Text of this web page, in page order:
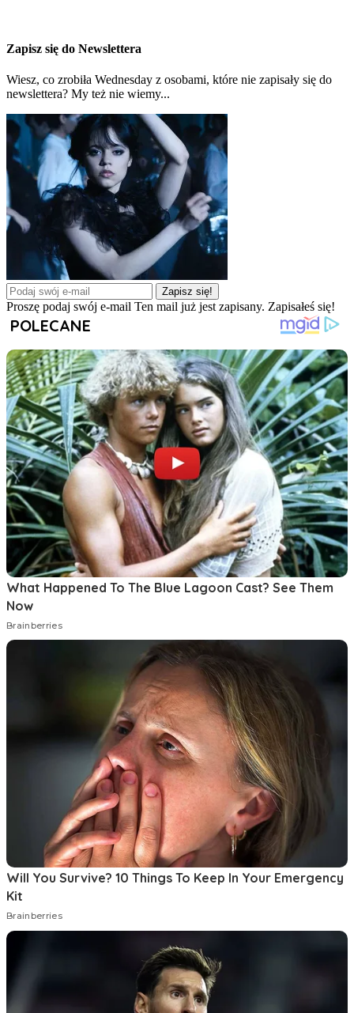
Zapisz się do Newslettera
Wiesz, co zrobiła Wednesday z osobami, które nie zapisały się do
newslettera? My też nie wiemy...
Zapisz się!
Proszę podaj swój e-mail Ten mail już jest zapisany. Zapisałeś się!